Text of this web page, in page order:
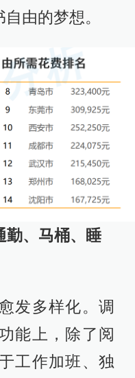
由的梦想。
勤、马桶、睡
发多样化。调
能上，除了阅
工作加班、独